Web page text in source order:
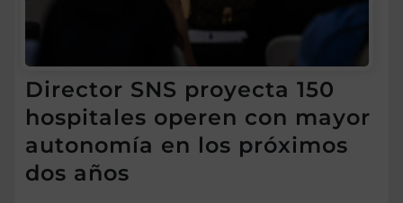
Director SNS proyecta 150
hospitales operen con mayor
autonomía en los próximos
dos años